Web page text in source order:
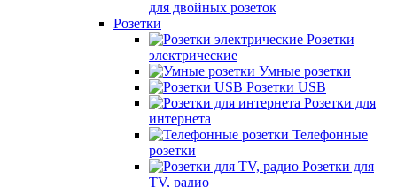
для двойных розеток
Розетки
Розетки
электрические
Умные розетки
Розетки USB
Розетки для
интернета
Телефонные
розетки
Розетки для
TV, радио